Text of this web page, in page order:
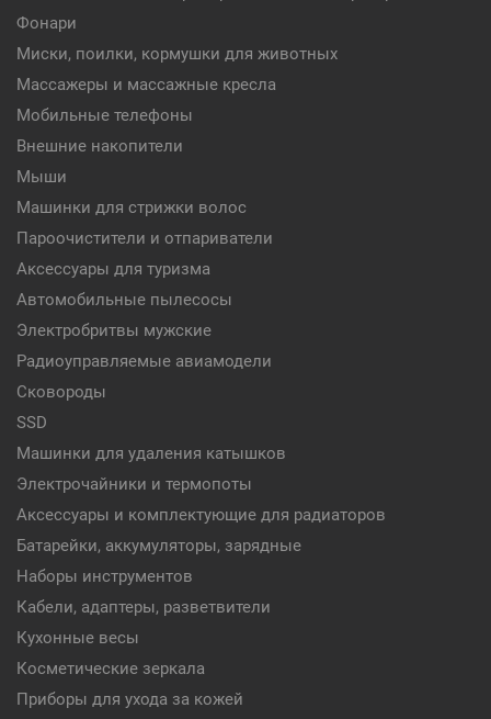
Фонари
Миски, поилки, кормушки для животных
Массажеры и массажные кресла
Мобильные телефоны
Внешние накопители
Мыши
Машинки для стрижки волос
Пароочистители и отпариватели
Аксессуары для туризма
Автомобильные пылесосы
Электробритвы мужские
Радиоуправляемые авиамодели
Сковороды
SSD
Машинки для удаления катышков
Электрочайники и термопоты
Аксессуары и комплектующие для радиаторов
Батарейки, аккумуляторы, зарядные
Наборы инструментов
Кабели, адаптеры, разветвители
Кухонные весы
Косметические зеркала
Приборы для ухода за кожей